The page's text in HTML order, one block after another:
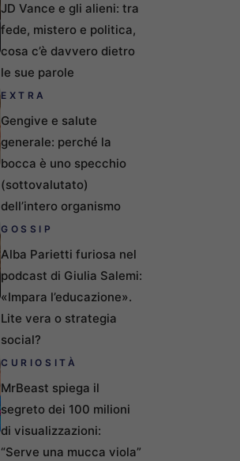
JD Vance e gli alieni: tra
fede, mistero e politica,
cosa c’è davvero dietro
le sue parole
EXTRA
Gengive e salute
generale: perché la
bocca è uno specchio
(sottovalutato)
dell’intero organismo
GOSSIP
Alba Parietti furiosa nel
podcast di Giulia Salemi:
«Impara l’educazione».
Lite vera o strategia
social?
CURIOSITÀ
MrBeast spiega il
segreto dei 100 milioni
di visualizzazioni:
“Serve una mucca viola”